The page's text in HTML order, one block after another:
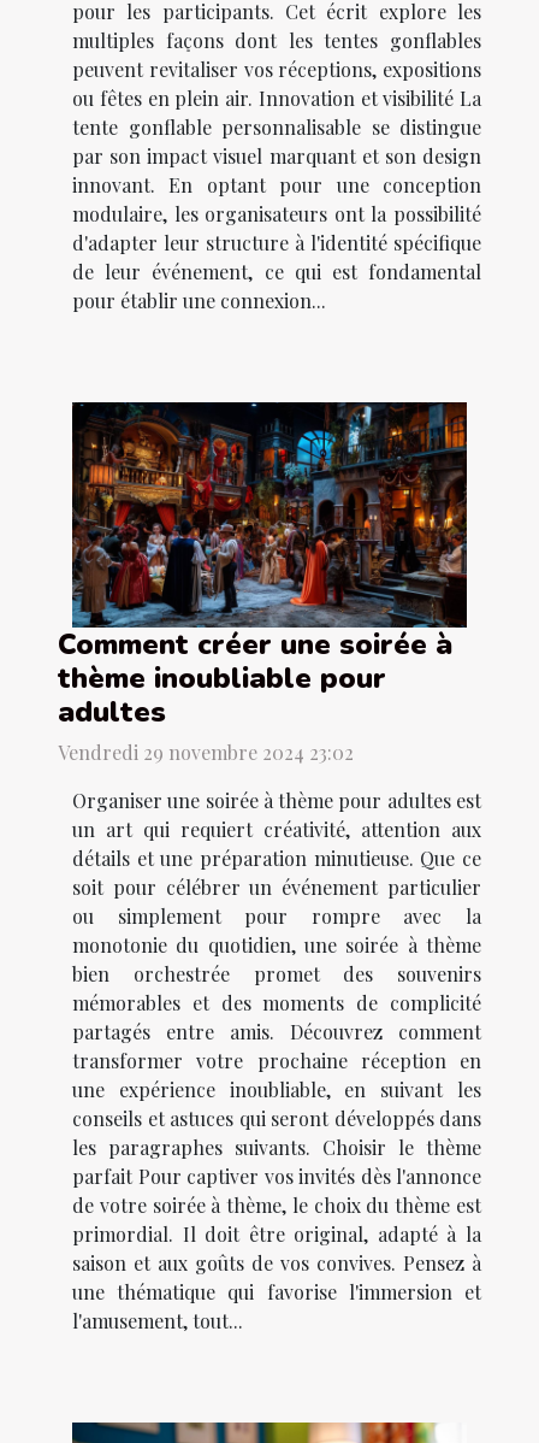
pour les participants. Cet écrit explore les
multiples façons dont les tentes gonflables
peuvent revitaliser vos réceptions, expositions
ou fêtes en plein air. Innovation et visibilité La
tente gonflable personnalisable se distingue
par son impact visuel marquant et son design
innovant. En optant pour une conception
modulaire, les organisateurs ont la possibilité
d'adapter leur structure à l'identité spécifique
de leur événement, ce qui est fondamental
pour établir une connexion...
Comment créer une soirée à
thème inoubliable pour
adultes
Vendredi 29 novembre 2024 23:02
Organiser une soirée à thème pour adultes est
un art qui requiert créativité, attention aux
détails et une préparation minutieuse. Que ce
soit pour célébrer un événement particulier
ou simplement pour rompre avec la
monotonie du quotidien, une soirée à thème
bien orchestrée promet des souvenirs
mémorables et des moments de complicité
partagés entre amis. Découvrez comment
transformer votre prochaine réception en
une expérience inoubliable, en suivant les
conseils et astuces qui seront développés dans
les paragraphes suivants. Choisir le thème
parfait Pour captiver vos invités dès l'annonce
de votre soirée à thème, le choix du thème est
primordial. Il doit être original, adapté à la
saison et aux goûts de vos convives. Pensez à
une thématique qui favorise l'immersion et
l'amusement, tout...